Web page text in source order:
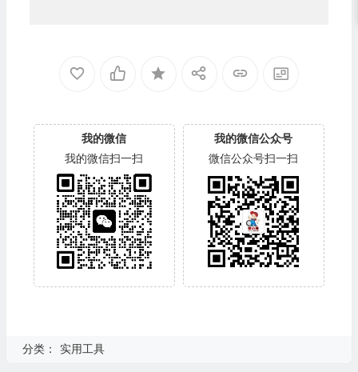
我的微信
我的微信扫一扫
我的微信公众号
微信公众号扫一扫
分类： 实用工具